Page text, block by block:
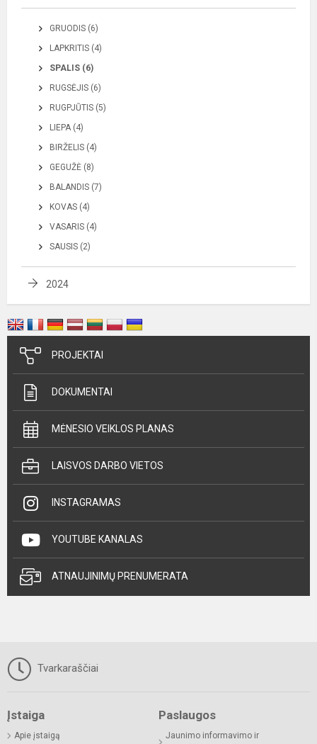
GRUODIS (6)
LAPKRITIS (4)
SPALIS (6)
RUGSĖJIS (6)
RUGPJŪTIS (5)
LIEPA (4)
BIRŽELIS (4)
GEGUŽĖ (8)
BALANDIS (7)
KOVAS (4)
VASARIS (4)
SAUSIS (2)
2024
PROJEKTAI
DOKUMENTAI
MĖNESIO VEIKLOS PLANAS
LAISVOS DARBO VIETOS
INSTAGRAMAS
YOUTUBE KANALAS
ATNAUJINIMŲ PRENUMERATA
Tvarkaraščiai
Įstaiga
Apie įstaigą
Paslaugos
Jaunimo informavimo ir